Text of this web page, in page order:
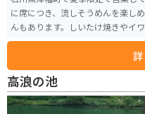
に席につき、流しそうめんを楽し
んもあります。しいたけ焼きやイ
どもしています。 山の中の川べりでの営業なので、道中は林道で走りがいが
あります。ちょっとした水遊びが
す。
高浪の池